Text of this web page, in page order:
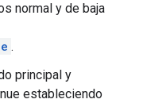
normal y de baja
.
principal y
estableciendo